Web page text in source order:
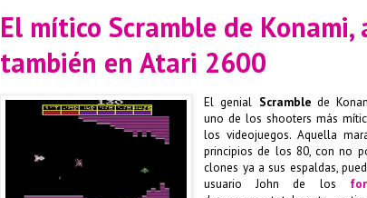
El mítico Scramble de Konami,
también en Atari 2600
El genial Scramblede
uno de los shooters más
los videojuegos. Aquella
principios de los 80, con no
clones ya a sus espaldas,
usuario John de los